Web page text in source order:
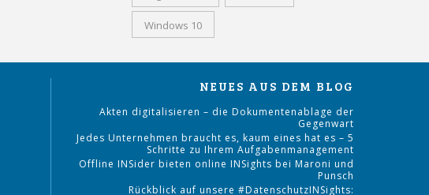
Windows 10
NEUES AUS DEM BLOG
Akten digitalisieren – die Dokumentenablage der
Gegenwart
Jedes Unternehmen braucht es, kaum eines hat es – 5
Schritte zu Ihrem Aufgabenmanagement
Offline INSider bieten online INSights bei Maroni und
Punsch
Rückblick auf unsere #DatenschutzINSights: